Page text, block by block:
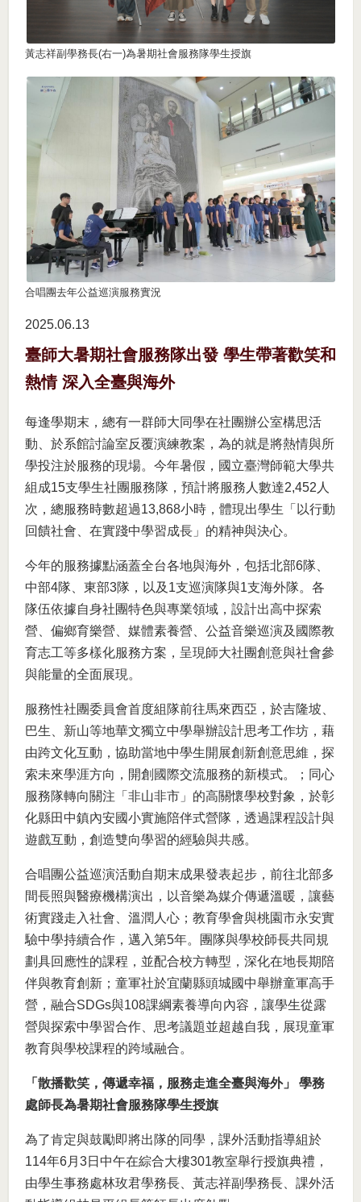
黃志祥副學務長(右一)為暑期社會服務隊學生授旗
合唱團去年公益巡演服務實況
2025.06 13
臺師大暑期社會服務隊出發 學生帶著歡笑和
熱情 深入全臺與海外
每逢學期末，總有一群師大同學在社團辦公室構思活
動、於系館討論室反覆演練教案，為的就是將熱情與所
學投注於服務的現場。今年暑假，國立臺灣師範大學共
組成15支學生社團服務隊，預計將服務人數達2,452人
次，總服務時數超過13,868小時，體現出學生「以行動
回饋社會、在實踐中學習成長」的精神與決心。
今年的服務據點涵蓋全台各地與海外，包括北部6隊、
中部4隊、東部3隊，以及1支巡演隊與1支海外隊。各
隊伍依據自身社團特色與專業領域，設計出高中探索
營、偏鄉育樂營、媒體素養營、公益音樂巡演及國際教
育志工等多樣化服務方案，呈現師大社團創意與社會參
與能量的全面展現。
服務性社團委員會首度組隊前往馬來西亞，於吉隆坡、
巴生、新山等地華文獨立中學舉辦設計思考工作坊，藉
由跨文化互動，協助當地中學生開展創新創意思維，探
索未來學涯方向，開創國際交流服務的新模式。；同心
服務隊轉向關注「非山非市」的高關懷學校對象，於彰
化縣田中鎮內安國小實施陪伴式營隊，透過課程設計與
遊戲互動，創造雙向學習的經驗與共感。
合唱團公益巡演活動自期末成果發表起步，前往北部多
間長照與醫療機構演出，以音樂為媒介傳遞溫暖，讓藝
術實踐走入社會、溫潤人心；教育學會與桃園市永安實
驗中學持續合作，邁入第5年。團隊與學校師長共同規
劃具回應性的課程，並配合校方轉型，深化在地長期陪
伴與教育創新；童軍社於宜蘭縣頭城國中舉辦童軍高手
營，融合SDGs與108課綱素養導向內容，讓學生從露
營與探索中學習合作、思考議題並超越自我，展現童軍
教育與學校課程的跨域融合。
「散播歡笑，傳遞幸福，服務走進全臺與海外」 學務
處師長為暑期社會服務隊學生授旗
為了肯定與鼓勵即將出隊的同學，課外活動指導組於
114年6月3日中午在綜合大樓301教室舉行授旗典禮，
由學生事務處林玫君學務長、黃志祥副學務長、課外活